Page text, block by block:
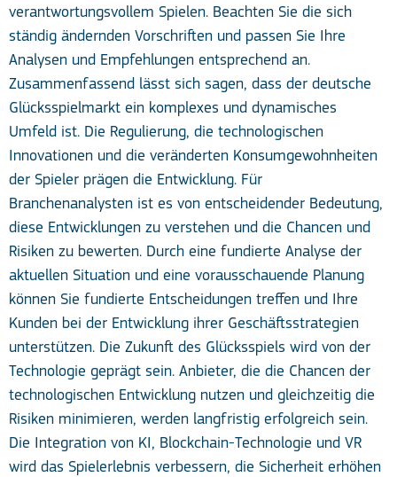
verantwortungsvollem Spielen. Beachten Sie die sich
ständig ändernden Vorschriften und passen Sie Ihre
Analysen und Empfehlungen entsprechend an.
Zusammenfassend lässt sich sagen, dass der deutsche
Glücksspielmarkt ein komplexes und dynamisches
Umfeld ist. Die Regulierung, die technologischen
Innovationen und die veränderten Konsumgewohnheiten
der Spieler prägen die Entwicklung. Für
Branchenanalysten ist es von entscheidender Bedeutung,
diese Entwicklungen zu verstehen und die Chancen und
Risiken zu bewerten. Durch eine fundierte Analyse der
aktuellen Situation und eine vorausschauende Planung
können Sie fundierte Entscheidungen treffen und Ihre
Kunden bei der Entwicklung ihrer Geschäftsstrategien
unterstützen. Die Zukunft des Glücksspiels wird von der
Technologie geprägt sein. Anbieter, die die Chancen der
technologischen Entwicklung nutzen und gleichzeitig die
Risiken minimieren, werden langfristig erfolgreich sein.
Die Integration von KI, Blockchain-Technologie und VR
wird das Spielerlebnis verbessern, die Sicherheit erhöhen